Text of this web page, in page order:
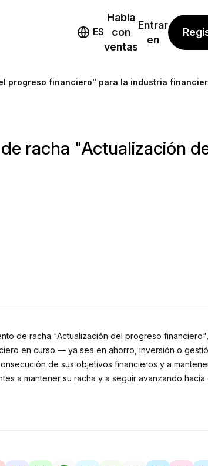
ES
Habla
con
ventas
Entrar
en
progreso financiero" para la industria
racha "Actualización
de racha "Actualización del progreso
en curso — ya sea en ahorro, inversión o
de sus objetivos financieros y a
a mantener su racha y a seguir avanzando